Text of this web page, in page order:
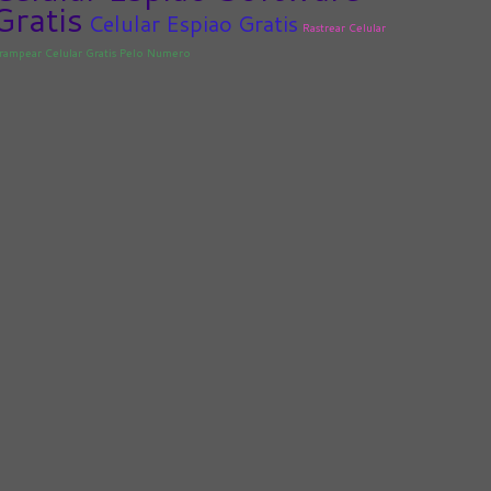
Celular Espiao Gratis Rastrear Celular
Celular Gratis Pelo Numero